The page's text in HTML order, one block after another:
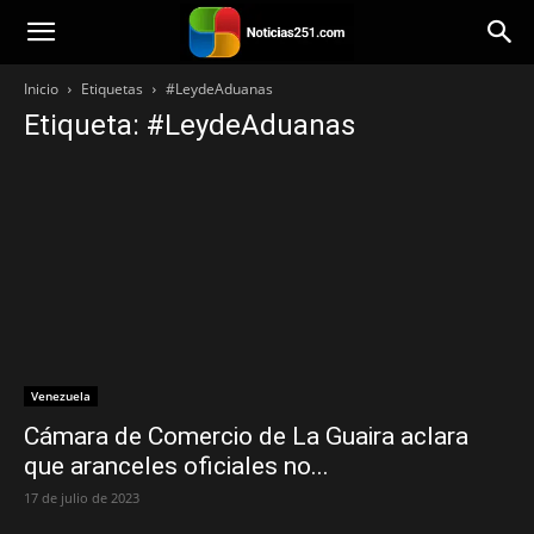
Noticias251
Inicio Etiquetas #LeydeAduanas
Etiqueta: #LeydeAduanas
Venezuela
Cámara de Comercio de La Guaira aclara
que aranceles oficiales no...
17 de julio de 2023